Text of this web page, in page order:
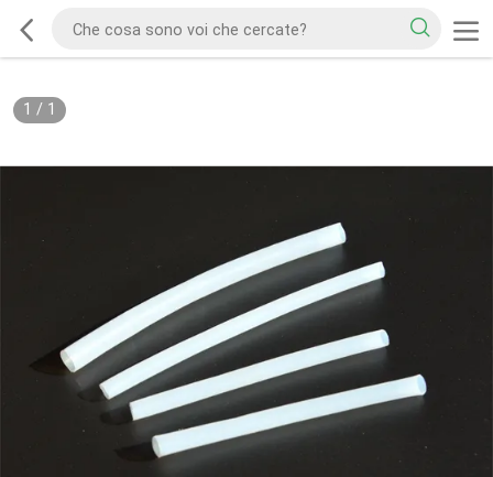
1 / 1